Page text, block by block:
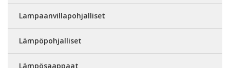
Lampaanvillapohjalliset
Lämpöpohjalliset
Lämpösaappaat